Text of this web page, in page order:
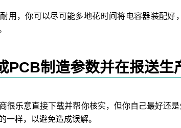
用，你可以尽可能多地花时间将电容器装配好
PCB制造参数并在报送生
很乐意直接下载并帮你核实，但你自己最好还是
一样，以避免造成误解。